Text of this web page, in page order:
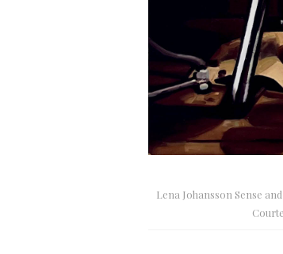
Lena Johansson Sense